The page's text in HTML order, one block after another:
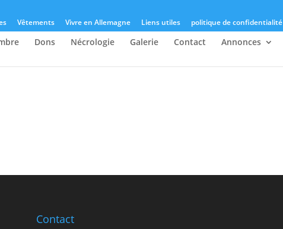
Vêtements Vivre en Allemagne Liens utiles politique de confidentialité
Dons Nécrologie Galerie Contact Annonces
Contact